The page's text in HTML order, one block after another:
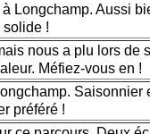
Longchamp. Aussi
solide !
nous a plu lors de
Méfiez-vous en !
Saisonnier
préféré !